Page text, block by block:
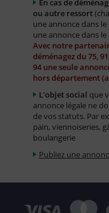
En cas de
ou autre ressort
une annonce dans
une annonce dans
Avec notre
déménagez du 75,
94 une seule
hors département
L’objet social que
annonce légale ne
de vos statuts. Par
pain, viennoiseries,
boulangerie
Publiez une